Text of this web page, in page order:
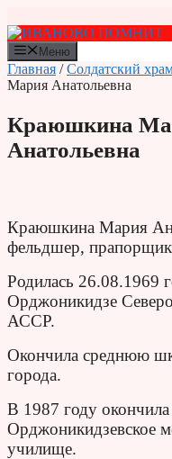
к
содержимому
Меню
Главная /Солдатский
Мария Анатольевна
Краюшкина
Анатольевна
Краюшкина Мария
фельдшер,
Родилась 26.08.1969
Орджоникидзе
АССР.
Окончила среднюю
города.
В 1987 году окончила
Орджоникидзевское
училище.